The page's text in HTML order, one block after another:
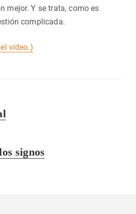
mejor. Y se trata, como es
complicada.
vídeo.)
signos